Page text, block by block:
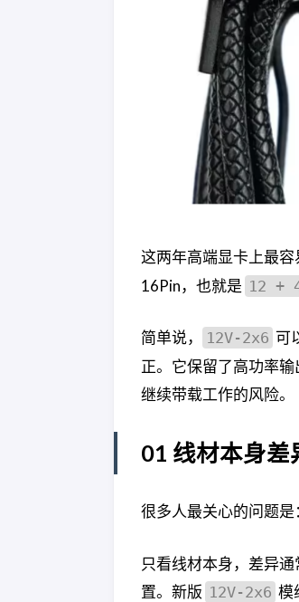
这两年高端显卡上最
16Pin，也就是 12 +
简单说， 12V-2x6 可
正。它保留了高功率
继续带载工作的风险。
01 线材本身差
很多人最关心的问题是
只看线材本身，差异
置。新版 12V-2x6 模